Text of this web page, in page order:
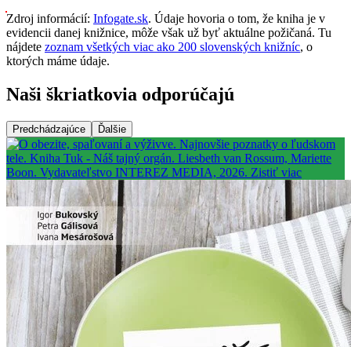
Zdroj informácií: Infogate.sk. Údaje hovoria o tom, že kniha je v
evidencii danej knižnice, môže však už byť aktuálne požičaná. Tu
nájdete zoznam všetkých viac ako 200 slovenských knižníc, o
ktorých máme údaje.
Naši škriatkovia odporúčajú
Predchádzajúce Ďalšie